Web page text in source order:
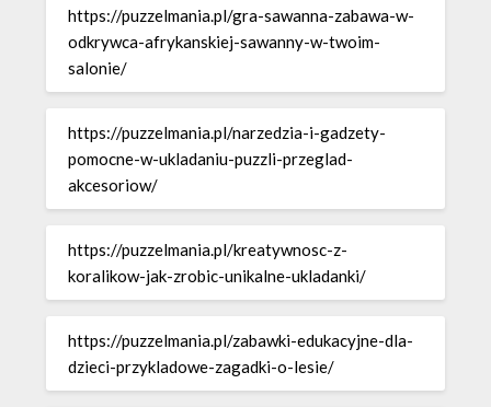
https://puzzelmania.pl/gra-sawanna-zabawa-w-
odkrywca-afrykanskiej-sawanny-w-twoim-
salonie/
https://puzzelmania.pl/narzedzia-i-gadzety-
pomocne-w-ukladaniu-puzzli-przeglad-
akcesoriow/
https://puzzelmania.pl/kreatywnosc-z-
koralikow-jak-zrobic-unikalne-ukladanki/
https://puzzelmania.pl/zabawki-edukacyjne-dla-
dzieci-przykladowe-zagadki-o-lesie/